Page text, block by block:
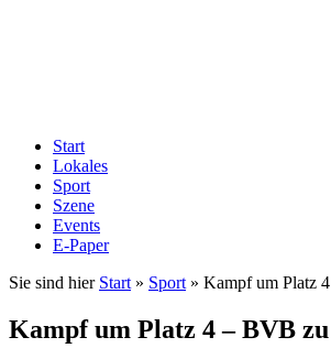
Start
Lokales
Sport
Szene
Events
E-Paper
Sie sind hier Start » Sport » Kampf um Platz
Kampf um Platz 4 – BVB